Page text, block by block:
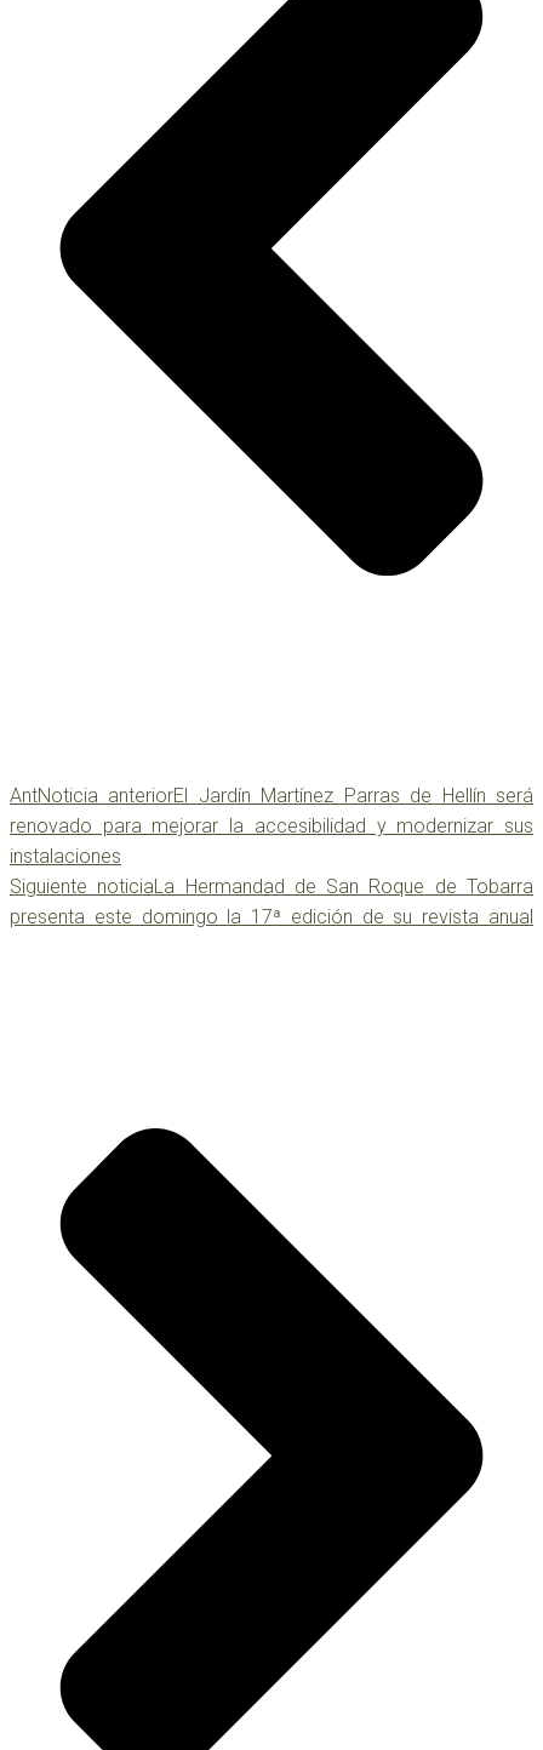
AntNoticia anteriorEl Jardín Martínez Parras de Hellín será
renovado para mejorar la accesibilidad y modernizar sus
instalaciones
Siguiente noticiaLa Hermandad de San Roque de Tobarra
presenta este domingo la 17ª edición de su revista anual